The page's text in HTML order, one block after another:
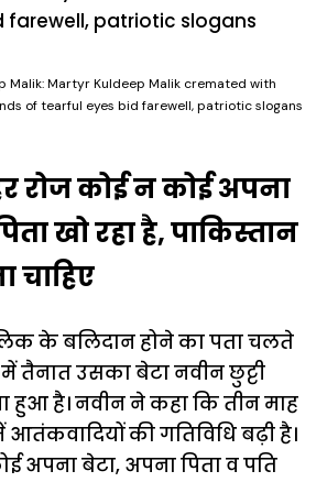
Malik: Martyr Kuldeep Malik cremated with
of tearful eyes bid farewell, patriotic slogans
रोज कोई न कोई अपना
खो रहा है, पाकिस्तान
चाहिए
के बलिदान होने का पता चलते
तैनात उसका बेटा नवीन छुट्टी
है। नवीन ने कहा कि तीन माह
की गतिविधि बढ़ी है।
अपना बेटा, अपना पिता व पति